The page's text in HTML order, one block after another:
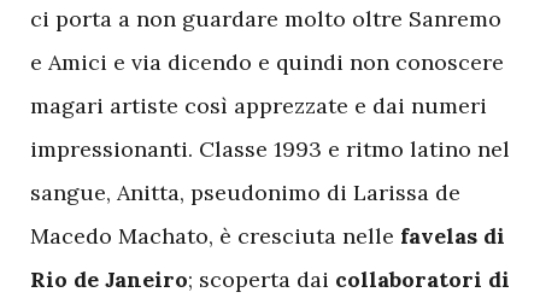
ci porta a non guardare molto oltre Sanremo
e Amici e via dicendo e quindi non conoscere
magari artiste così apprezzate e dai numeri
impressionanti. Classe 1993 e ritmo latino nel
sangue, Anitta, pseudonimo di Larissa de
Macedo Machato, è cresciuta nelle favelas di
Rio de Janeiro; scoperta dai collaboratori di